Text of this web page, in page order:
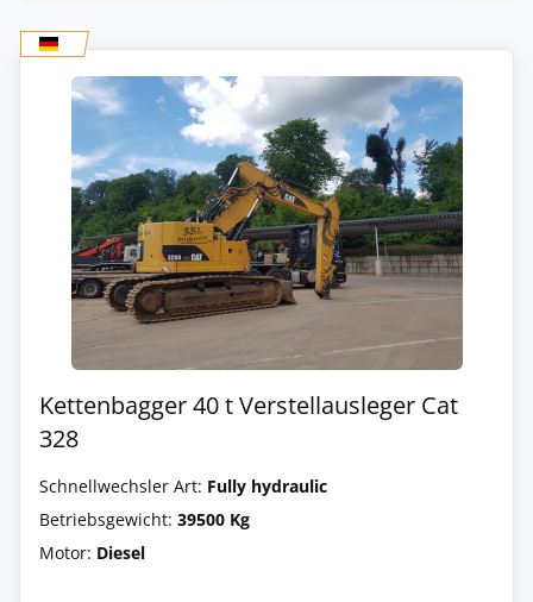
Kettenbagger 40 t Verstellausleger Cat
328
Schnellwechsler Art: Fully hydraulic
Betriebsgewicht: 39500 Kg
Motor: Diesel